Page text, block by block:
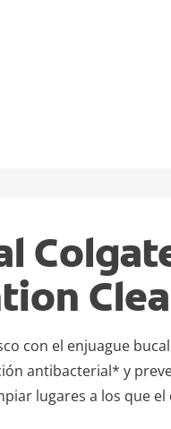
con el enjuague
antibacterial* y
lugares a los que el